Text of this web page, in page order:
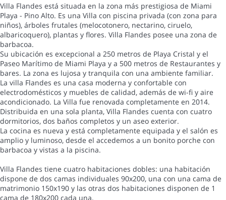
Villa Flandes está situada en la zona más prestigiosa de Miami
Playa - Pino Alto. Es una Villa con piscina privada (con zona para
niños), árboles frutales (melocotonero, nectarino, ciruelo,
albaricoquero), plantas y flores. Villa Flandes posee una zona de
barbacoa.
Su ubicación es excepcional a 250 metros de Playa Cristal y el
Paseo Marítimo de Miami Playa y a 500 metros de Restaurantes y
bares. La zona es lujosa y tranquila con una ambiente familiar.
La villa Flandes es una casa moderna y confortable con
electrodomésticos y muebles de calidad, además de wi-fi y aire
acondicionado. La Villa fue renovada completamente en 2014.
Distribuida en una sola planta, Villa Flandes cuenta con cuatro
dormitorios, dos baños completos y un aseo exterior.
La cocina es nueva y está completamente equipada y el salón es
amplio y luminoso, desde el accedemos a un bonito porche con
barbacoa y vistas a la piscina.
Villa Flandes tiene cuatro habitaciones dobles: una habitación
dispone de dos camas individuales 90x200, una con una cama de
matrimonio 150x190 y las otras dos habitaciones disponen de 1
cama de 180x200 cada una.